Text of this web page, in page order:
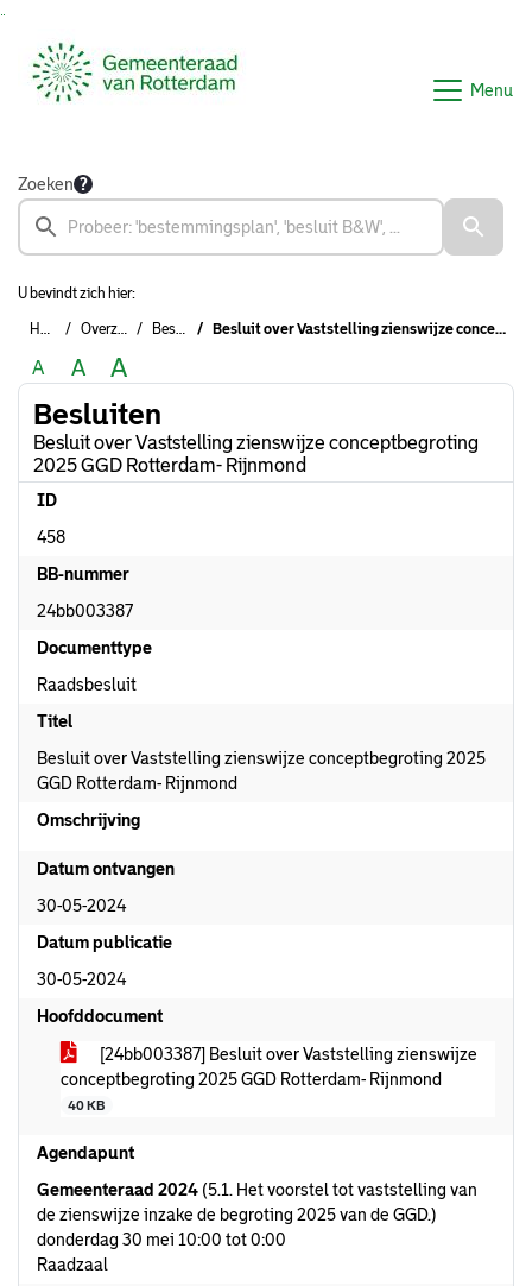
Menu
Zoeken
U bevindt zich hier:
Home Overzichten Besluiten Besluit over Vaststelling zienswijze conceptbegroting 2025 GGD Rotterdam- Rijnmond
A A A
Besluiten
Besluit over Vaststelling zienswijze conceptbegroting
2025 GGD Rotterdam- Rijnmond
ID
458
BB-nummer
24bb003387
Documenttype
Raadsbesluit
Titel
Besluit over Vaststelling zienswijze conceptbegroting 2025
GGD Rotterdam- Rijnmond
Omschrijving
Datum ontvangen
30-05-2024
Datum publicatie
30-05-2024
Hoofddocument
[24bb003387] Besluit over Vaststelling zienswijze
conceptbegroting 2025 GGD Rotterdam- Rijnmond
40 KB
Agendapunt
Gemeenteraad 2024 (5.1. Het voorstel tot vaststelling van
de zienswijze inzake de begroting 2025 van de GGD.)
donderdag 30 mei 10:00 tot 0:00
Raadzaal